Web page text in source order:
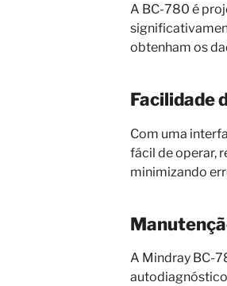
A BC-780 é
obtenham os
Facilidade
Com uma
fácil de operar,
minimizando
A Mindray BC-